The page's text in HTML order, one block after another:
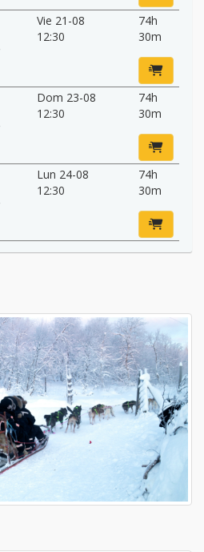
Vie 21-08
12:30
74h
30m
Dom 23-08
12:30
74h
30m
Lun 24-08
12:30
74h
30m